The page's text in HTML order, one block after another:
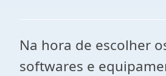
Na hora de escolher
softwares e